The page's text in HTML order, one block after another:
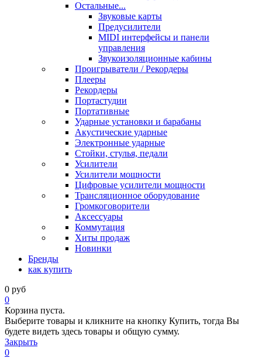
Остальные...
Звуковые карты
Предусилители
MIDI интерфейсы и панели
управления
Звукоизоляционные кабины
Проигрыватели / Рекордеры
Плееры
Рекордеры
Портастудии
Портативные
Ударные установки и барабаны
Акустические ударные
Электронные ударные
Стойки, стулья, педали
Усилители
Усилители мощности
Цифровые усилители мощности
Трансляционное оборудование
Громкоговорители
Аксессуары
Коммутация
Хиты продаж
Новинки
Бренды
как купить
0 руб
0
Корзина пуста.
Выберите товары и кликните на кнопку Купить, тогда Вы
будете видеть здесь товары и общую сумму.
Закрыть
0